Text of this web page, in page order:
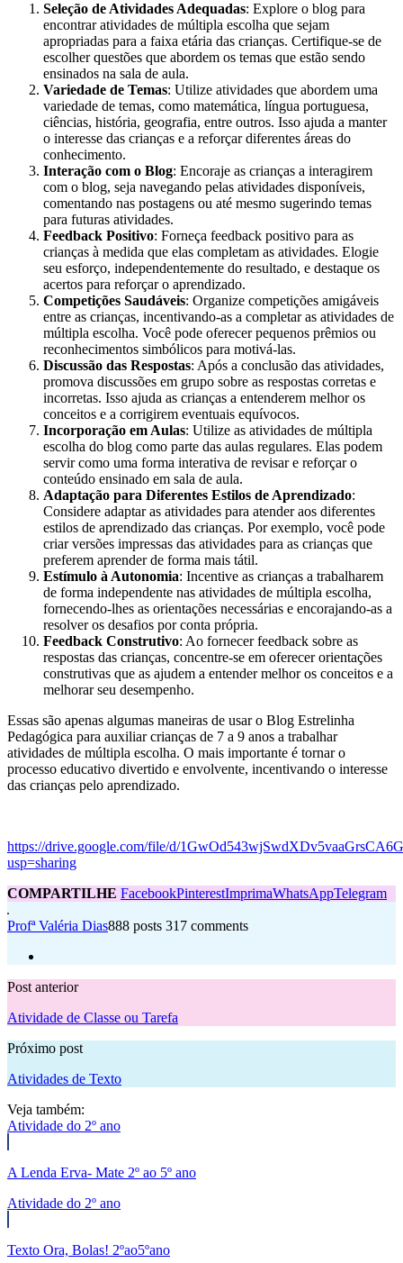
Seleção de Atividades Adequadas: Explore o blog para
encontrar atividades de múltipla escolha que sejam
apropriadas para a faixa etária das crianças. Certifique-se de
escolher questões que abordem os temas que estão sendo
ensinados na sala de aula.
Variedade de Temas: Utilize atividades que abordem uma
variedade de temas, como matemática, língua portuguesa,
ciências, história, geografia, entre outros. Isso ajuda a manter
o interesse das crianças e a reforçar diferentes áreas do
conhecimento.
Interação com o Blog: Encoraje as crianças a interagirem
com o blog, seja navegando pelas atividades disponíveis,
comentando nas postagens ou até mesmo sugerindo temas
para futuras atividades.
Feedback Positivo: Forneça feedback positivo para as
crianças à medida que elas completam as atividades. Elogie
seu esforço, independentemente do resultado, e destaque os
acertos para reforçar o aprendizado.
Competições Saudáveis: Organize competições amigáveis
entre as crianças, incentivando-as a completar as atividades de
múltipla escolha. Você pode oferecer pequenos prêmios ou
reconhecimentos simbólicos para motivá-las.
Discussão das Respostas: Após a conclusão das atividades,
promova discussões em grupo sobre as respostas corretas e
incorretas. Isso ajuda as crianças a entenderem melhor os
conceitos e a corrigirem eventuais equívocos.
Incorporação em Aulas: Utilize as atividades de múltipla
escolha do blog como parte das aulas regulares. Elas podem
servir como uma forma interativa de revisar e reforçar o
conteúdo ensinado em sala de aula.
Adaptação para Diferentes Estilos de Aprendizado:
Considere adaptar as atividades para atender aos diferentes
estilos de aprendizado das crianças. Por exemplo, você pode
criar versões impressas das atividades para as crianças que
preferem aprender de forma mais tátil.
Estímulo à Autonomia: Incentive as crianças a trabalharem
de forma independente nas atividades de múltipla escolha,
fornecendo-lhes as orientações necessárias e encorajando-as a
resolver os desafios por conta própria.
Feedback Construtivo: Ao fornecer feedback sobre as
respostas das crianças, concentre-se em oferecer orientações
construtivas que as ajudem a entender melhor os conceitos e a
melhorar seu desempenho.
Essas são apenas algumas maneiras de usar o Blog Estrelinha
Pedagógica para auxiliar crianças de 7 a 9 anos a trabalhar
atividades de múltipla escolha. O mais importante é tornar o
processo educativo divertido e envolvente, incentivando o interesse
das crianças pelo aprendizado.
https://drive.google.com/file/d/
usp=sharing
COMPARTILHE FacebookPinterestImprimaWhatsAppTelegram
Profª Valéria Dias888 posts 317 comments
Post anterior
Atividade de Classe ou Tarefa
Próximo post
Atividades de Texto
Veja também:
Atividade do 2º ano
A Lenda Erva- Mate 2º ao 5º ano
Atividade do 2º ano
Texto Ora, Bolas! 2ºao5ºano